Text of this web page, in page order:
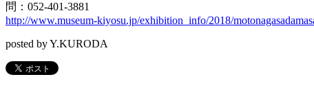
問：052-401-3881
http://www.museum-kiyosu.jp/exhibition_info/2018/
posted by Y.KURODA